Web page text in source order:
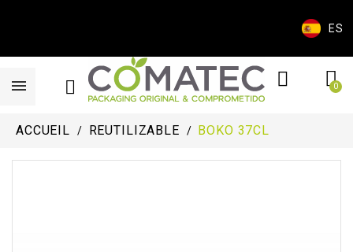
ES
ACCUEIL REUTILIZABLE BOKO 37CL